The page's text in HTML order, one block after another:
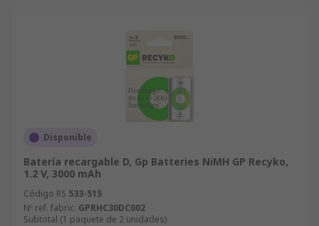
Disponible
Batería recargable D, Gp Batteries NiMH GP Recyko,
1.2 V, 3000 mAh
Código RS 533-515
Nº ref. fabric. GPRHC30DC002
Subtotal (1 paquete de 2 unidades)